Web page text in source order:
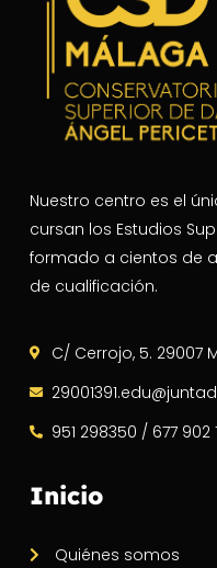
Nuestro centro es el
cursan los Estudios
formado a cientos de
de cualificación.
C/ Cerrojo, 5. 29007
951 298350 / 677 902
Inicio
Quiénes somos